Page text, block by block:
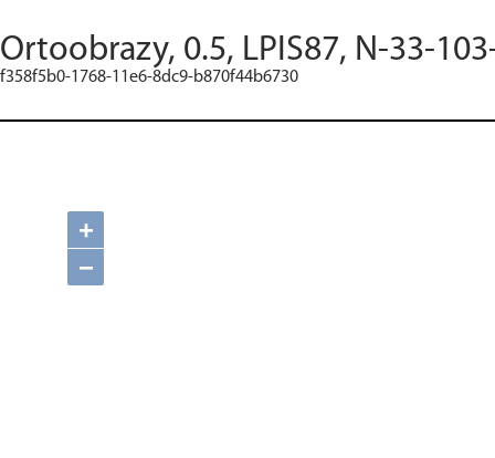
Ortoobrazy, 0.5, LPIS87, N-33-
f358f5b0-1768-11e6-8dc9-b870f44b6730
+
−